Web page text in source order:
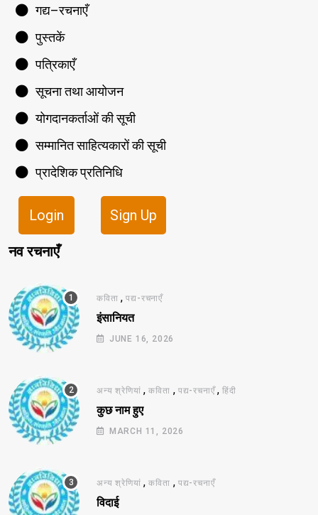
गद्य–रचनाएँ
पुस्तकें
पत्रिकाएँ
सूचना तथा आयोजन
योगदानकर्ताओं की सूची
सम्मानित साहित्यकारों की सूची
प्रादेशिक प्रतिनिधि
Login Sign Up
नव रचनाएँ
कविता ,पद्य-रचनाएँ
इंसानियत
JUNE 16, 2026
अन्य श्रेणियां ,कविता , पद्य-रचनाएँ,हिंदी
कुछ नाम हुए
MARCH 11, 2026
अन्य श्रेणियां ,कविता , पद्य-रचनाएँ
विदाई